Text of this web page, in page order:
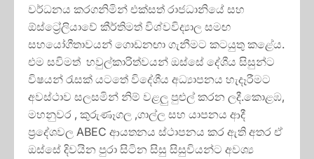
වර්ධනය කරගනිමින් එක්සත් රාජධානියේ සහ
ඕස්ට්‍රේලියාවේ කීර්තිමත් විශ්වවිද්‍යාල සමඟ
සහයෝගීතාවයන් ගොඩනඟා ගැනීමට කටයුතු කළේය.
එම සවිමත් හවුල්කාරිත්වයන් ඔස්සේ දේශීය සිසුන්ට
විෂයන් රැසක් යටතේ විදේශීය අධ්‍යාපනය හැදෑරීමට
අවස්ථාව සලසමින් නිම් වළලු පුළුල් කරන ලදී.කොළඹ,
මහනුවර , කුරුණෑගල ,ගාල්ල සහ යාපනය ආදී
ප්‍රදේශවල ABEC ආයතනය ස්ථාපනය කර ඇති අතර ඒ
ඔස්සේ දිවයින පුරා සිටින සිසු සිසුවියන්ට අවශ්‍ය